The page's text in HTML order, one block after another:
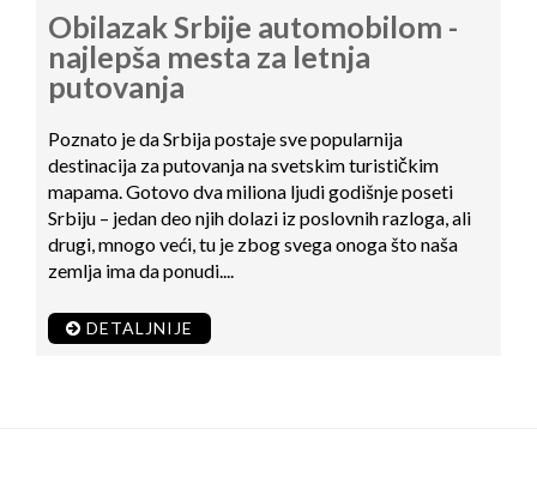
Obilazak Srbije automobilom -
najlepša mesta za letnja
putovanja
Poznato je da Srbija postaje sve popularnija
destinacija za putovanja na svetskim turističkim
mapama. Gotovo dva miliona ljudi godišnje poseti
Srbiju – jedan deo njih dolazi iz poslovnih razloga, ali
drugi, mnogo veći, tu je zbog svega onoga što naša
zemlja ima da ponudi....
DETALJNIJE